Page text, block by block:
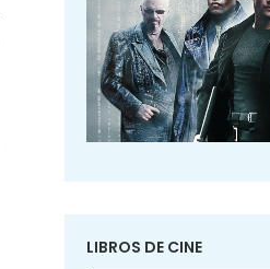
LIBROS DE CINE